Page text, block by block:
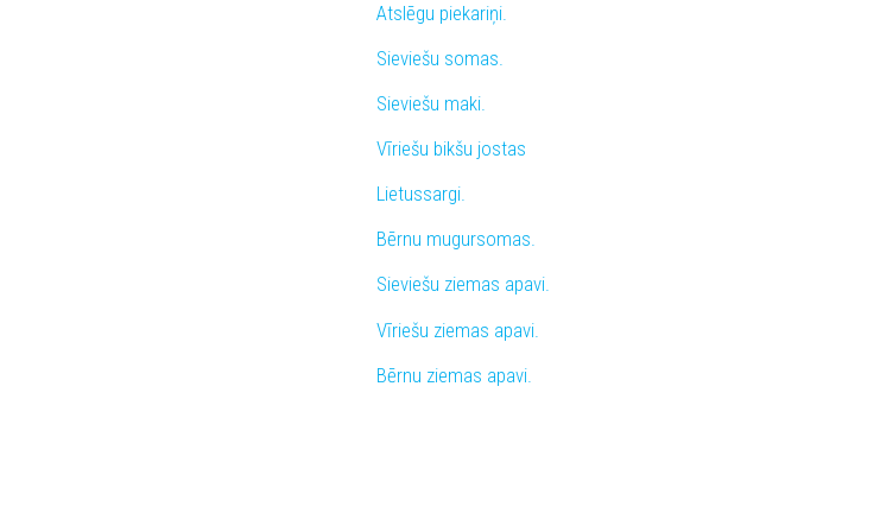
Atslēgu piekariņi.
Sieviešu somas.
Sieviešu maki.
Vīriešu bikšu jostas
Lietussargi.
Bērnu mugursomas.
Sieviešu ziemas apavi.
Vīriešu ziemas apavi.
Bērnu ziemas apavi.